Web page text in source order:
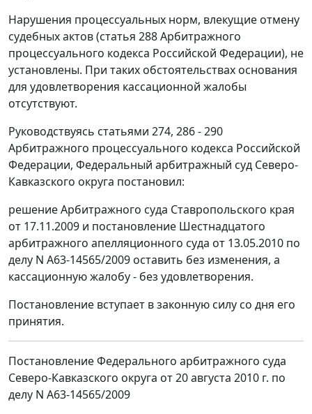
Нарушения процессуальных норм, влекущие отмену
судебных актов (статья 288 Арбитражного
процессуального кодекса Российской Федерации), не
установлены. При таких обстоятельствах основания
для удовлетворения кассационной жалобы
отсутствуют.
Руководствуясь статьями 274, 286 - 290
Арбитражного процессуального кодекса Российской
Федерации, Федеральный арбитражный суд Северо-
Кавказского округа постановил:
решение Арбитражного суда Ставропольского края
от 17.11.2009 и постановление Шестнадцатого
арбитражного апелляционного суда от 13.05.2010 по
делу N А63-14565/2009 оставить без изменения, а
кассационную жалобу - без удовлетворения.
Постановление вступает в законную силу со дня его
принятия.
Постановление Федерального арбитражного суда
Северо-Кавказского округа от 20 августа 2010 г. по
делу N А63-14565/2009